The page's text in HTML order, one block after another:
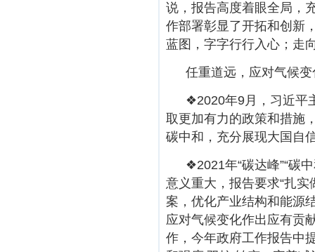
说，报告高度着眼全局，
作部署彰显了开拓和创新
蓝图，字字行行入心；走
任重道远，应对气候
❖2020年9月，习近平
取更加有力的政策和措施
碳中和，充分展现大国自
❖2021年“碳达峰”“碳
意义重大，报告要求“扎
案，优化产业结构和能源
应对气候变化作出应有贡
作，今年政府工作报告中